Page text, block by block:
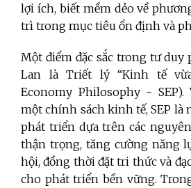
lợi ích, biết mềm dẻo về
trì trong mục tiêu ổn định và
Một điểm đặc sắc trong tư duy
Lan là Triết lý “Kinh tế
Economy Philosophy -
một chính sách kinh tế, SEP là
phát triển dựa trên các
thận trọng, tăng cường năng
hội, đồng thời đặt tri thức và
cho phát triển bền vững.